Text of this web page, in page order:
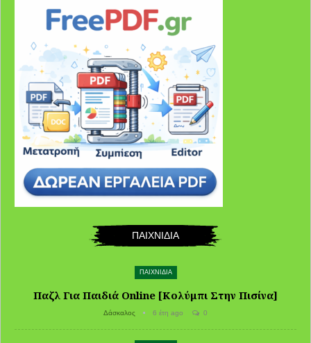
ΠΑΙΧΝΙΔΙΑ
ΠΑΙΧΝΙΔΙΑ
Παζλ Για Παιδιά Online [Κολύμπι Στην Πισίνα]
Δάσκαλος 6 έτη ago 0